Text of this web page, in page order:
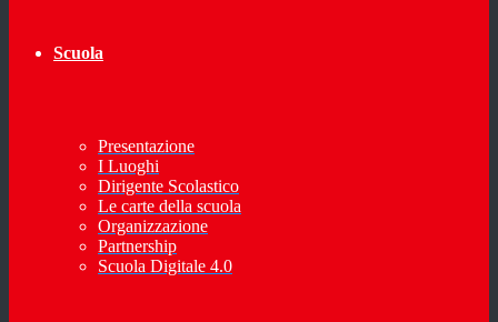
Scuola
Presentazione
I Luoghi
Dirigente Scolastico
Le carte della scuola
Organizzazione
Partnership
Scuola Digitale 4.0